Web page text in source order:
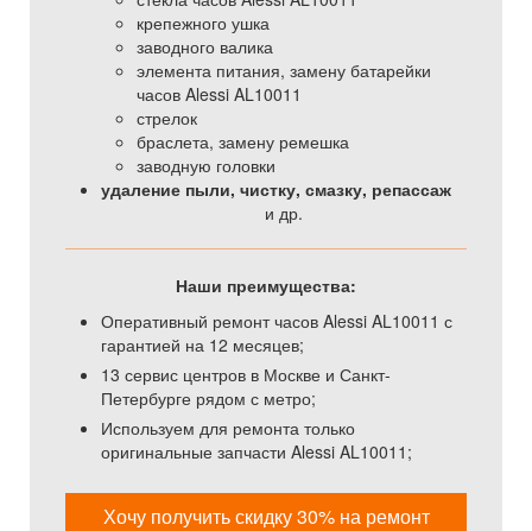
крепежного ушка
заводного валика
элемента питания, замену батарейки
часов Alessi AL10011
стрелок
браслета, замену ремешка
заводную головки
удаление пыли, чистку, смазку, репассаж
и др.
Наши преимущества:
Оперативный ремонт часов Alessi AL10011 с
гарантией на 12 месяцев;
13 сервис центров в Москве и Санкт-
Петербурге рядом с метро;
Используем для ремонта только
оригинальные запчасти Alessi AL10011;
Хочу получить скидку 30% на ремонт